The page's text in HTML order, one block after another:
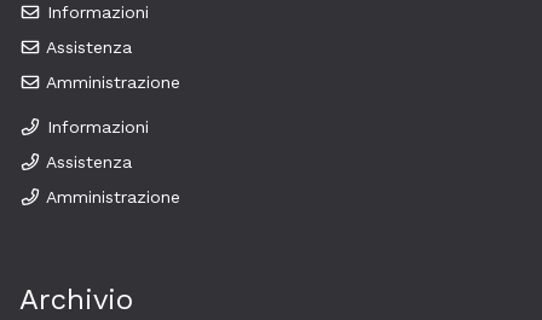
Informazioni
Assistenza
Amministrazione
Informazioni
Assistenza
Amministrazione
Archivio